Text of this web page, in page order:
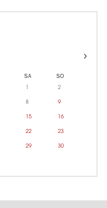
Event
SA SO
1 2
8 9
15 16
22 23
29 30